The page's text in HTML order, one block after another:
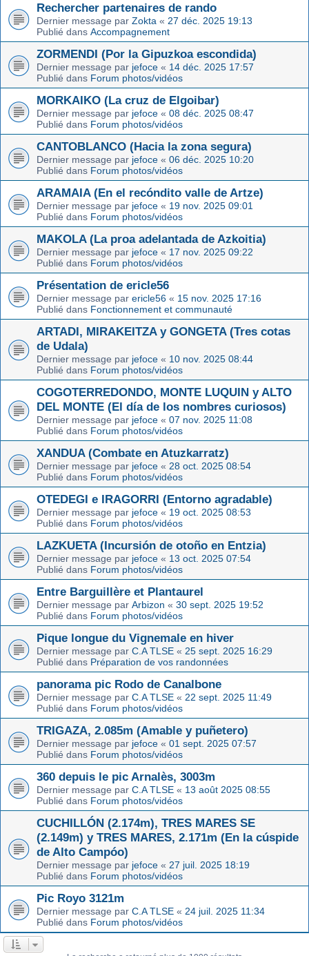
Rechercher partenaires de rando
Dernier message par Zokta « 27 déc. 2025 19:13
Publié dans Accompagnement
ZORMENDI (Por la Gipuzkoa escondida)
Dernier message par jefoce « 14 déc. 2025 17:57
Publié dans Forum photos/vidéos
MORKAIKO (La cruz de Elgoibar)
Dernier message par jefoce « 08 déc. 2025 08:47
Publié dans Forum photos/vidéos
CANTOBLANCO (Hacia la zona segura)
Dernier message par jefoce « 06 déc. 2025 10:20
Publié dans Forum photos/vidéos
ARAMAIA (En el recóndito valle de Artze)
Dernier message par jefoce « 19 nov. 2025 09:01
Publié dans Forum photos/vidéos
MAKOLA (La proa adelantada de Azkoitia)
Dernier message par jefoce « 17 nov. 2025 09:22
Publié dans Forum photos/vidéos
Présentation de ericle56
Dernier message par ericle56 « 15 nov. 2025 17:16
Publié dans Fonctionnement et communauté
ARTADI, MIRAKEITZA y GONGETA (Tres cotas
de Udala)
Dernier message par jefoce « 10 nov. 2025 08:44
Publié dans Forum photos/vidéos
COGOTERREDONDO, MONTE LUQUIN y ALTO
DEL MONTE (El día de los nombres curiosos)
Dernier message par jefoce « 07 nov. 2025 11:08
Publié dans Forum photos/vidéos
XANDUA (Combate en Atuzkarratz)
Dernier message par jefoce « 28 oct. 2025 08:54
Publié dans Forum photos/vidéos
OTEDEGI e IRAGORRI (Entorno agradable)
Dernier message par jefoce « 19 oct. 2025 08:53
Publié dans Forum photos/vidéos
LAZKUETA (Incursión de otoño en Entzia)
Dernier message par jefoce « 13 oct. 2025 07:54
Publié dans Forum photos/vidéos
Entre Barguillère et Plantaurel
Dernier message par Arbizon « 30 sept. 2025 19:52
Publié dans Forum photos/vidéos
Pique longue du Vignemale en hiver
Dernier message par C.A TLSE « 25 sept. 2025 16:29
Publié dans Préparation de vos randonnées
panorama pic Rodo de Canalbone
Dernier message par C.A TLSE « 22 sept. 2025 11:49
Publié dans Forum photos/vidéos
TRIGAZA, 2.085m (Amable y puñetero)
Dernier message par jefoce « 01 sept. 2025 07:57
Publié dans Forum photos/vidéos
360 depuis le pic Arnalès, 3003m
Dernier message par C.A TLSE « 13 août 2025 08:55
Publié dans Forum photos/vidéos
CUCHILLÓN (2.174m), TRES MARES SE
(2.149m) y TRES MARES, 2.171m (En la cúspide
de Alto Campóo)
Dernier message par jefoce « 27 juil. 2025 18:19
Publié dans Forum photos/vidéos
Pic Royo 3121m
Dernier message par C.A TLSE « 24 juil. 2025 11:34
Publié dans Forum photos/vidéos